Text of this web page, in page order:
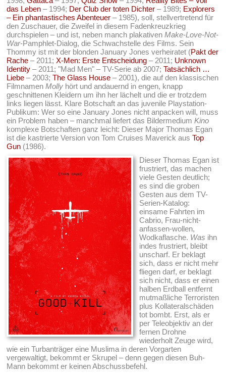
das Leben – 1994; Der Club der toten Dichter – 1989; Explorers
– Ein phantastisches Abenteuer – 1985), soll, stellvertretend für
den Zuschauer, die Zweifel in diesem Fadenkreuzkrieg
durchspielen – und ist, neben manch plakativenMake-Love-Not-
War-Pamphlet-Dialog, die Schwachstelle des Films. Sein
Thommy ist mit der blonden January Jones verheiratet (Pakt der
Rache – 2011;X-Men: Erste Entscheidung – 2011; Unknown
Identity – 2011; "Mad Men" – TV-Serie ab 2007;Tatsächlich …
Liebe – 2003;The Glass House – 2001), die auf den klassischen
FilmnamenMolly hört und andauernd in engen, knapp
geschnittenen Kleidern um ihn her lächelt und die er trotzdem
links liegen lässt. Klare Botschaft an das juvenile Playstation-
Publikum: Wer so eine January Jones nicht anpacken will, muss
ein Problem haben – manchmal liefert das BildermediumKino
komplexe Botschaften ganz leicht: Dieser Major Thomas Egan
ist die kastrierte Version von Tom Cruises Maverick ausTop
Gun (1986).
Dieser Thomas Egan ist
frustriert, das machen
viele Gesten deutlich;
es sind die groben
Gesten aus dem TV-
Serien-Katalog:
einsame Fahrten im
Cabrio, Frau-nicht-
anfassen-wollen,
Wodkaflasche. Was ihn
indes frustriert, bleibt
unscharf. Er beklagt
sich, dass er nicht mehr
fliegen darf, er beklagt
sich nicht, dass er einen
halben Erdball entfernt
mutmaßliche Terroristen
plus Kollateralschäden
tot bombt. Erst, als er
per Teleobjektiv an der
fernen Drohne
wiederholt Zeuge wird,
wie ein Turbanträger eine Muslima in deren Vorgarten
vergewaltigt, bekommt er Skrupel – denn gegen diesen Buh-
Mann bekommt er keinen Abschussbefehl.